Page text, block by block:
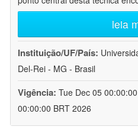
leia
Instituição/UF/País:
Del-Rei - MG - Brasil
Vigência: Tue Dec 05
00:00:00 BRT 2026